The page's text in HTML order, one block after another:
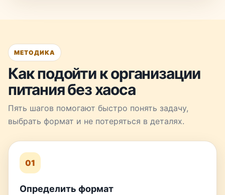
МЕТОДИКА
Как подойти к организации
питания без хаоса
Пять шагов помогают быстро понять задачу,
выбрать формат и не потеряться в деталях.
01
Определить формат